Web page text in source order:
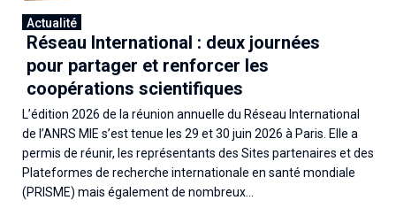
Actualité
Réseau International : deux journées
pour partager et renforcer les
coopérations scientifiques
L’édition 2026 de la réunion annuelle du Réseau International
de l’ANRS MIE s’est tenue les 29 et 30 juin 2026 à Paris. Elle a
permis de réunir, les représentants des Sites partenaires et des
Plateformes de recherche internationale en santé mondiale
(PRISME) mais également de nombreux...